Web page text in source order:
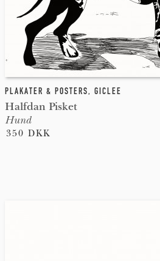
PLAKATER & POSTERS,GICLEE
Halfdan Pisket
Hund
350 DKK